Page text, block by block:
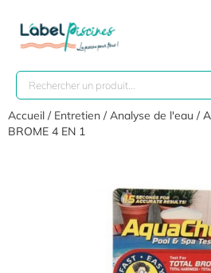
Accueil / Entretien /Analyse de l'eau /
BROME 4 EN 1